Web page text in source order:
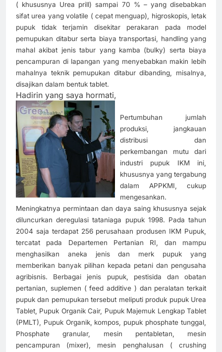
( khususnya Urea prill) sampai 70 % – yang disebabkan
sifat urea yang volatile ( cepat menguap), higroskopis, letak
pupuk tidak terjamin disekitar perakaran pada model
pemupukan ditabur serta biaya transportasi, handling yang
mahal akibat jenis tabur yang kamba (bulky) serta biaya
pencampuran di lapangan yang menyebabkan makin lebih
mahalnya teknik pemupukan ditabur dibanding, misalnya,
disajikan dalam bentuk tablet.
Hadirin yang saya hormati,
Pertumbuhan jumlah
produksi, jangkauan
distribusi dan
perkembangan mutu dari
industri pupuk IKM ini,
khususnya yang tergabung
dalam APPKMI, cukup
mengesankan.
Meningkatnya permintaan dan daya saing khususnya sejak
diluncurkan deregulasi tataniaga pupuk 1998. Pada tahun
2004 saja terdapat 256 perusahaan produsen IKM Pupuk,
tercatat pada Departemen Pertanian RI, dan mampu
menghasilkan aneka jenis dan merk pupuk yang
memberikan banyak pilihan kepada petani dan pengusaha
agribisnis. Berbagai jenis pupuk, pestisida dan obatan
pertanian, suplemen ( feed additive ) dan peralatan terkait
pupuk dan pemupukan tersebut meliputi produk pupuk Urea
Tablet, Pupuk Organik Cair, Pupuk Majemuk Lengkap Tablet
(PMLT), Pupuk Organik, kompos, pupuk phosphate tunggal,
Phosphate granular, mesin pentabletan, mesin
pencampuran (mixer), mesin penghalusan ( crushing